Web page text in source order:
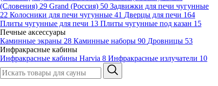
(Словения) 29 Grand (Россия) 50 Задвижки для печи чугунные
22 Колосники для печи чугунные 41 Дверцы для печи 164
Плиты чугунные для печи 13 Плиты чугунные под казан 15
Печные аксессуары
Каминные экраны 28 Каминные наборы 90 Дровницы 53
Инфракрасные кабины
Инфракрасные кабины Harvia 8 Инфракрасные излучатели 10